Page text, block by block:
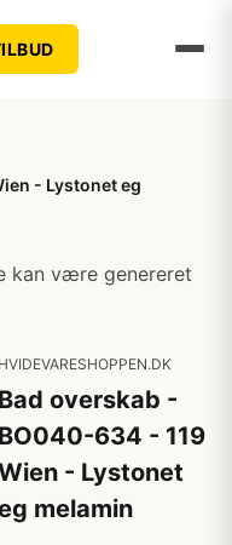
- Lystonet eg
kan være genereret
HVIDEVARESHOPPEN.DK
Bad overskab -
BO040-634 - 119
- Lystonet
melamin